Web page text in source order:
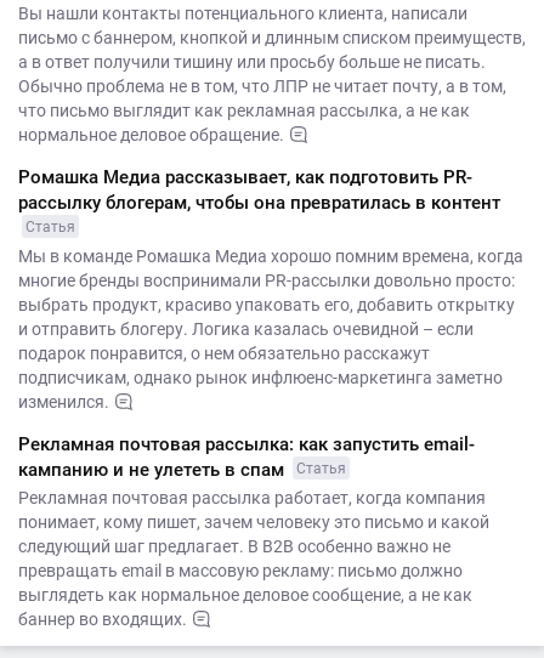
Вы нашли контакты потенциального клиента, написали
письмо с баннером, кнопкой и длинным списком преимуществ,
а в ответ получили тишину или просьбу больше не писать.
Обычно проблема не в том, что ЛПР не читает почту, а в том,
что письмо выглядит как рекламная рассылка, а не как
нормальное деловое обращение.
Ромашка Медиа рассказывает, как подготовить PR-
рассылку блогерам, чтобы она превратилась в контент
Статья
Мы в команде Ромашка Медиа хорошо помним времена, когда
многие бренды воспринимали PR-рассылки довольно просто:
выбрать продукт, красиво упаковать его, добавить открытку
и отправить блогеру. Логика казалась очевидной – если
подарок понравится, о нем обязательно расскажут
подписчикам, однако рынок инфлюенс-маркетинга заметно
изменился.
Рекламная почтовая рассылка: как запустить email-
кампанию и не улететь в спам
Статья
Рекламная почтовая рассылка работает, когда компания
понимает, кому пишет, зачем человеку это письмо и какой
следующий шаг предлагает. В B2B особенно важно не
превращать email в массовую рекламу: письмо должно
выглядеть как нормальное деловое сообщение, а не как
баннер во входящих.